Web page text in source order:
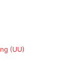
(UU)